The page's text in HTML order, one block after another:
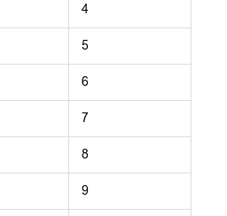
4
5
6
7
8
9